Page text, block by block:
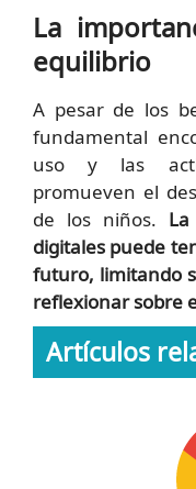
La
equilibrio
A pesar de los
fundamental
uso y las
promueven el
de los niños.
digitales puede
futuro, limitando
reflexionar sobre
Artículos